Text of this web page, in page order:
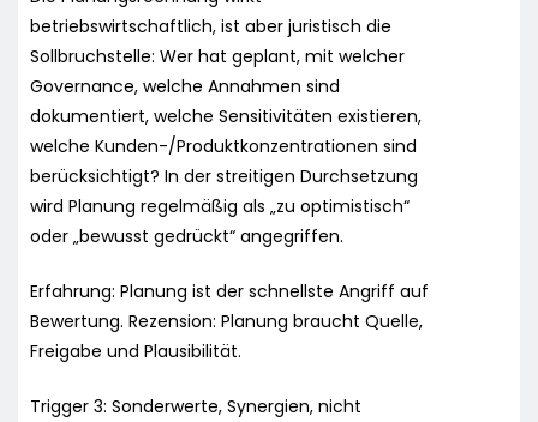
betriebswirtschaftlich, ist aber juristisch die
Sollbruchstelle: Wer hat geplant, mit welcher
Governance, welche Annahmen sind
dokumentiert, welche Sensitivitäten existieren,
welche Kunden-/Produktkonzentrationen sind
berücksichtigt? In der streitigen Durchsetzung
wird Planung regelmäßig als „zu optimistisch“
oder „bewusst gedrückt“ angegriffen.
Erfahrung: Planung ist der schnellste Angriff auf
Bewertung. Rezension: Planung braucht Quelle,
Freigabe und Plausibilität.
Trigger 3: Sonderwerte, Synergien, nicht